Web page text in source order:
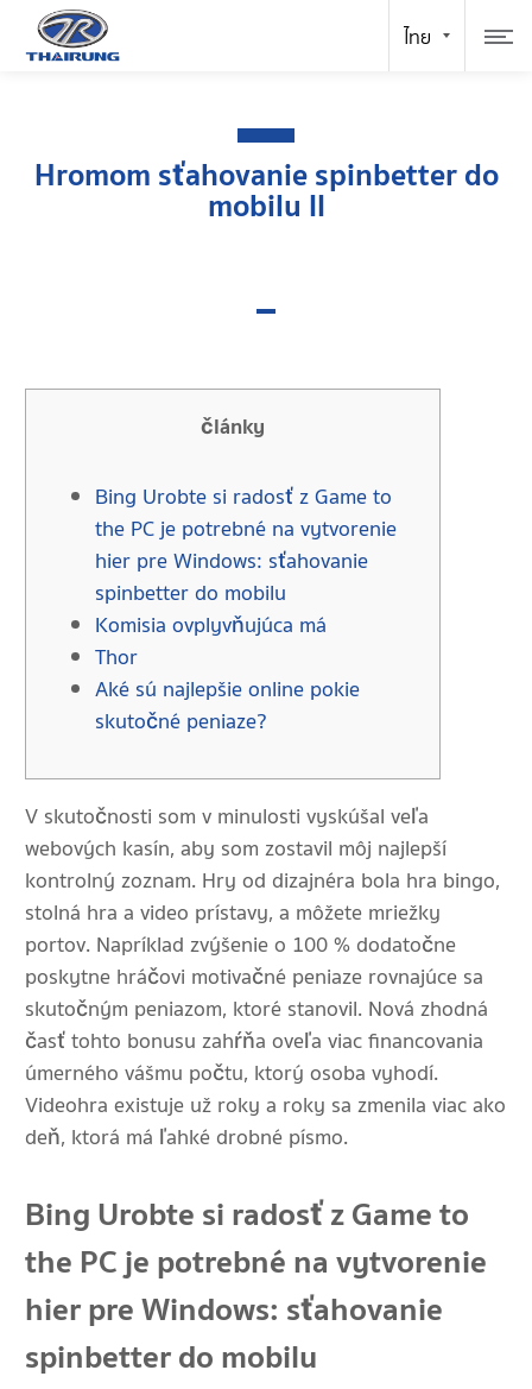
Hromom sťahovanie spinbetter do
mobilu II
články
Bing Urobte si radosť z Game to
the PC je potrebné na vytvorenie
hier pre Windows: sťahovanie
spinbetter do mobilu
Komisia ovplyvňujúca má
Thor
Aké sú najlepšie online pokie
skutočné peniaze?
V skutočnosti som v minulosti vyskúšal veľa
webových kasín, aby som zostavil môj najlepší
kontrolný zoznam. Hry od dizajnéra bola hra bingo,
stolná hra a video prístavy, a môžete mriežky
portov. Napríklad zvýšenie o 100 % dodatočne
poskytne hráčovi motivačné peniaze rovnajúce sa
skutočným peniazom, ktoré stanovil. Nová zhodná
časť tohto bonusu zahŕňa oveľa viac financovania
úmerného vášmu počtu, ktorý osoba vyhodí.
Videohra existuje už roky a roky sa zmenila viac ako
deň, ktorá má ľahké drobné písmo.
Bing Urobte si radosť z Game to
the PC je potrebné na vytvorenie
hier pre Windows: sťahovanie
spinbetter do mobilu